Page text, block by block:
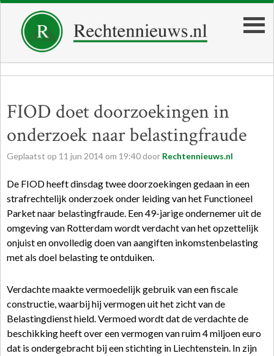
FIOD doet doorzoekingen in
onderzoek naar belastingfraude
Geplaatst op 11 jun 2014 om 19:40 door Rechtennieuws.nl
De FIOD heeft dinsdag twee doorzoekingen gedaan in een
strafrechtelijk onderzoek onder leiding van het Functioneel
Parket naar belastingfraude. Een 49-jarige ondernemer uit de
omgeving van Rotterdam wordt verdacht van het opzettelijk
onjuist en onvolledig doen van aangiften inkomstenbelasting
met als doel belasting te ontduiken.
Verdachte maakte vermoedelijk gebruik van een fiscale
constructie, waarbij hij vermogen uit het zicht van de
Belastingdienst hield. Vermoed wordt dat de verdachte de
beschikking heeft over een vermogen van ruim 4 miljoen euro
dat is ondergebracht bij een stichting in Liechtenstein. In zijn